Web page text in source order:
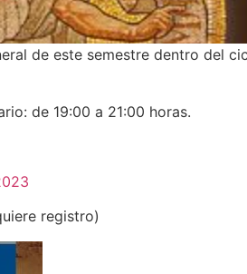
de este semestre dentro del
de 19:00 a 21:00 horas.
registro)